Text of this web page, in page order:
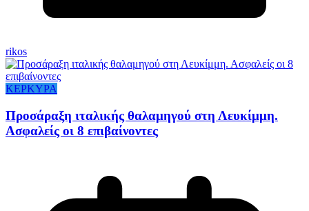
rikos
ΚΕΡΚΥΡΑ
Προσάραξη ιταλικής θαλαμηγού στη Λευκίμμη.
Ασφαλείς οι 8 επιβαίνοντες